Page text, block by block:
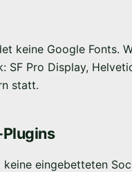
keine Google Fonts.
SF Pro Display,
statt.
eingebetteten